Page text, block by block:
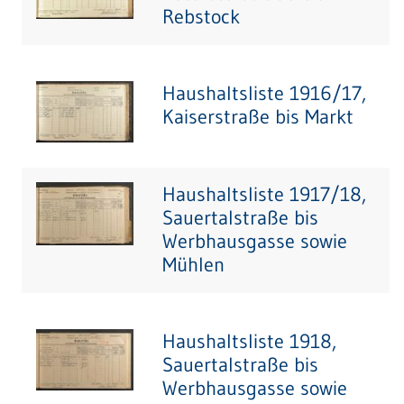
Rebstock
Haushaltsliste 1916/17,
Kaiserstraße bis Markt
Haushaltsliste 1917/18,
Sauertalstraße bis
Werbhausgasse sowie
Mühlen
Haushaltsliste 1918,
Sauertalstraße bis
Werbhausgasse sowie